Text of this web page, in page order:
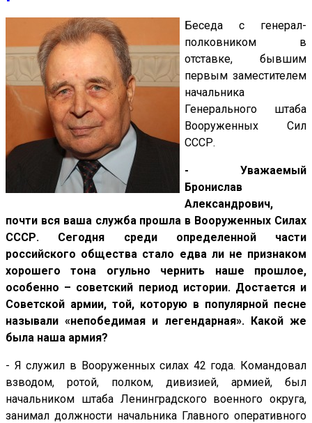
Беседа с генерал-
полковником в
отставке, бывшим
первым заместителем
начальника
Генерального штаба
Вооруженных Сил
СССР.
- Уважаемый
Бронислав
Александрович,
почти вся ваша служба прошла в Вооруженных Силах
СССР. Сегодня среди определенной части
российского общества стало едва ли не признаком
хорошего тона огульно чернить наше прошлое,
особенно – советский период истории. Достается и
Советской армии, той, которую в популярной песне
называли «непобедимая и легендарная». Какой же
была наша армия?
- Я служил в Вооруженных силах 42 года. Командовал
взводом, ротой, полком, дивизией, армией, был
начальником штаба Ленинградского военного округа,
занимал должности начальника Главного оперативного